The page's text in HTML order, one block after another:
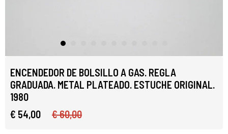
ENCENDEDOR DE BOLSILLO A GAS. REGLA
GRADUADA. METAL PLATEADO. ESTUCHE ORIGINAL.
1980
€ 54,00
€ 60,00